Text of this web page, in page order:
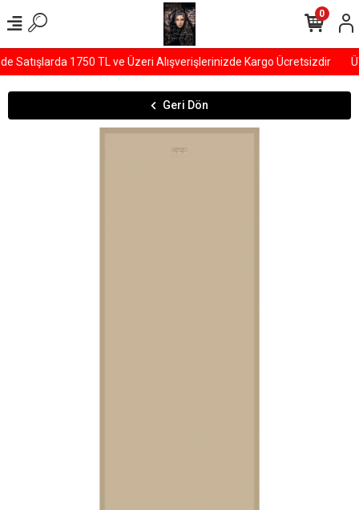
Satışlarda 1750 TL ve Üzeri Alışverişlerinizde Kargo Ücretsizdir
0
Geri Dön